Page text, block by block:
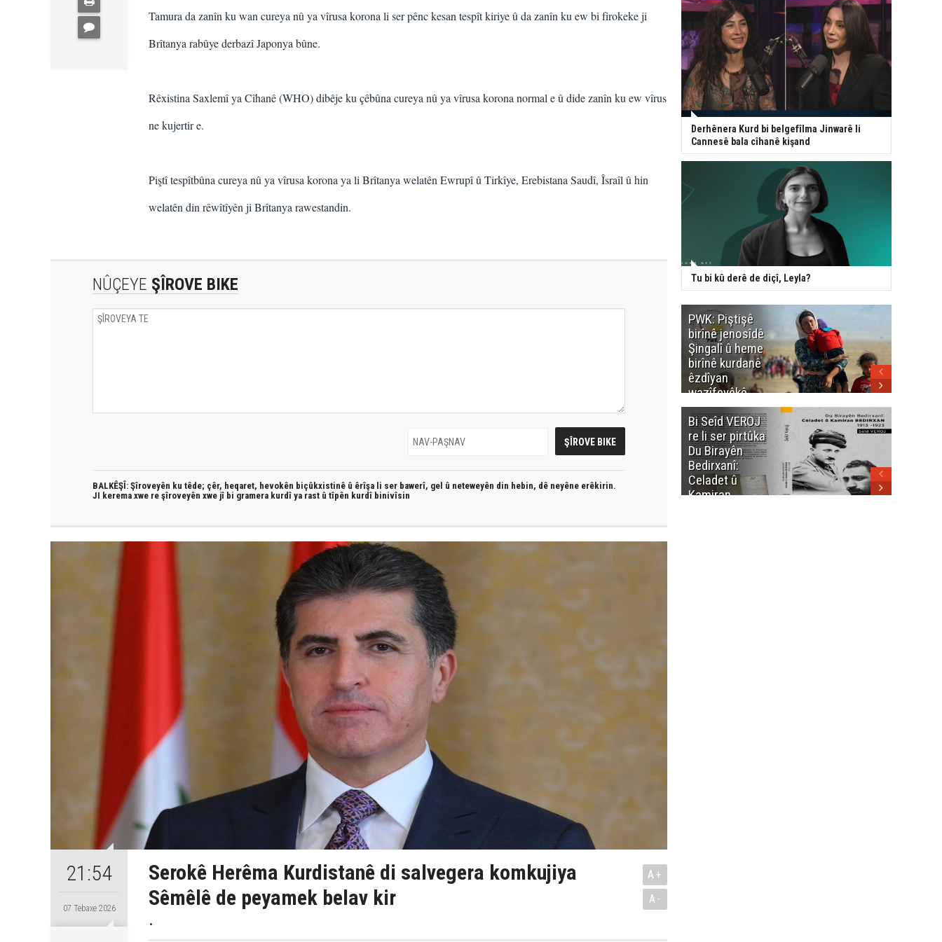
Tamura da zanîn ku wan cureya nû ya vîrusa korona li ser pênc kesan tespît kiriye û da zanîn ku ew bi firokeke ji
Brîtanya rabûye derbazî Japonya bûne.
Rêxistina Saxlemî ya Cîhanê (WHO) dibêje ku çêbûna cureya nû ya vîrusa korona normal e û dide zanîn ku ew vîrus
ne kujertir e.
Piştî tespîtbûna cureya nû ya vîrusa korona ya li Brîtanya welatên Ewrupî û Tirkîye, Erebistana Saudî, Îsraîl û hin
welatên din rêwîtîyên ji Brîtanya rawestandin.
NÛÇEYE ŞÎROVE BIKE
BALKÊŞÎ: Şîroveyên ku têde; çêr, heqaret, hevokên biçûkxistinê û êrîşa li ser bawerî, gel û neteweyên din hebin, dê neyêne erêkirin.
JI kerema xwe re şîroveyên xwe jî bi gramera kurdî ya rast û tîpên kurdî binivîsin
21:54
07 Tebaxe 2026
Serokê Herêma Kurdistanê di salvegera komkujiya
Sêmêlê de peyamek belav kir
.
A+
A-
Derhênera Kurd bi belgefîlma Jinwarê li
Cannesê bala cîhanê kişand
Tu bi kû derê de diçî, Leyla?
PWK: Piştişê
birînê jenosîdê
Şingalî û heme
birînê kurdanê
êzdîyan
wazîfeyêkê
neteweyî yê
heme kurdanê
dinya yo
Bi Seîd VEROJ
re li ser pirtûka
Du Birayên
Bedirxanî:
Celadet û
Kamiran